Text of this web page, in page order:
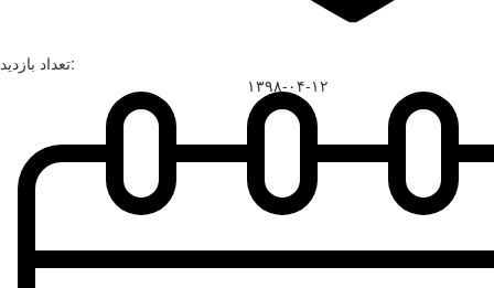
تعداد بازدید:
۱۳۹۸-۰۴-۱۲